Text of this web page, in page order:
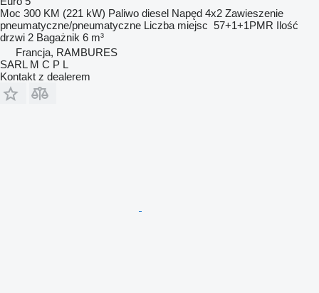
Moc 300 KM (221 kW) Paliwo diesel Napęd 4x2 Zawieszenie
pneumatyczne/pneumatyczne Liczba miejsc 57+1+1PMR Ilość
drzwi 2 Bagażnik 6 m³
Francja, RAMBURES
SARL M C P L
Kontakt z dealerem